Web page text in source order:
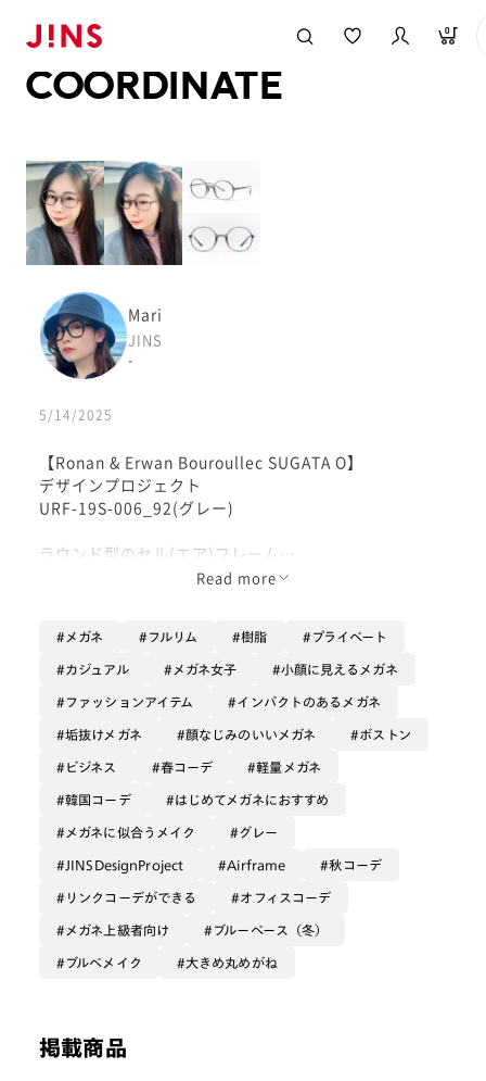
0
COORDINATE
Mari
JINS
-
5/14/2025
【Ronan & Erwan Bouroullec SUGATA O】
デザインプロジェクト
URF-19S-006_92(グレー)
ラウンド型のセル(エア)フレーム
こちらは柔らかく落ち着いた印象のラウンド型。
両氏がデザインを作る際重視した【エレガントであり、
ジェントルであり、かけることでその人の「姿」に調和
する】ということ。
ヒンジの主張を極限まで減らしたフォルムはメガネの堅
い印象を抑え、
ラインで描かれたデザインはその心を忠実に表していま
す。
各玉型毎にイメージに沿った配色がされており、同じ玉
型でもカラーを変えると違った雰囲気を楽しめます。
グレーのフレームはJINSではあまり見かけませんが、
彩度低めの落ち着いた雰囲気で 品良く美しいかけ姿を
Read more
メガネ フルリム 樹脂 プライベート
カジュアル メガネ女子 小顔に見えるメガネ
ファッションアイテム インパクトのあるメガネ
垢抜けメガネ 顔なじみのいいメガネ ボストン
ビジネス 春コーデ 軽量メガネ
韓国コーデ はじめてメガネにおすすめ
メガネに似合うメイク グレー
JINSDesignProject Airframe 秋コーデ
リンクコーデができる オフィスコーデ
メガネ上級者向け ブルーベース（冬）
ブルベメイク 大きめ丸めがね
掲載商品